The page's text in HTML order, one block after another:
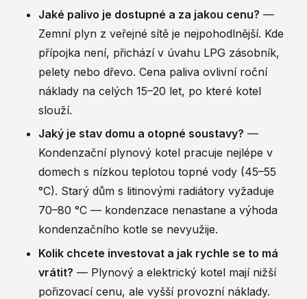
Jaké palivo je dostupné a za jakou cenu? —
Zemní plyn z veřejné sítě je nejpohodlnější. Kde
přípojka není, přichází v úvahu LPG zásobník,
pelety nebo dřevo. Cena paliva ovlivní roční
náklady na celých 15–20 let, po které kotel
slouží.
Jaký je stav domu a otopné soustavy? —
Kondenzační plynový kotel pracuje nejlépe v
domech s nízkou teplotou topné vody (45–55
°C). Starý dům s litinovými radiátory vyžaduje
70–80 °C — kondenzace nenastane a výhoda
kondenzačního kotle se nevyužije.
Kolik chcete investovat a jak rychle se to má
vrátit? — Plynový a elektrický kotel mají nižší
pořizovací cenu, ale vyšší provozní náklady.